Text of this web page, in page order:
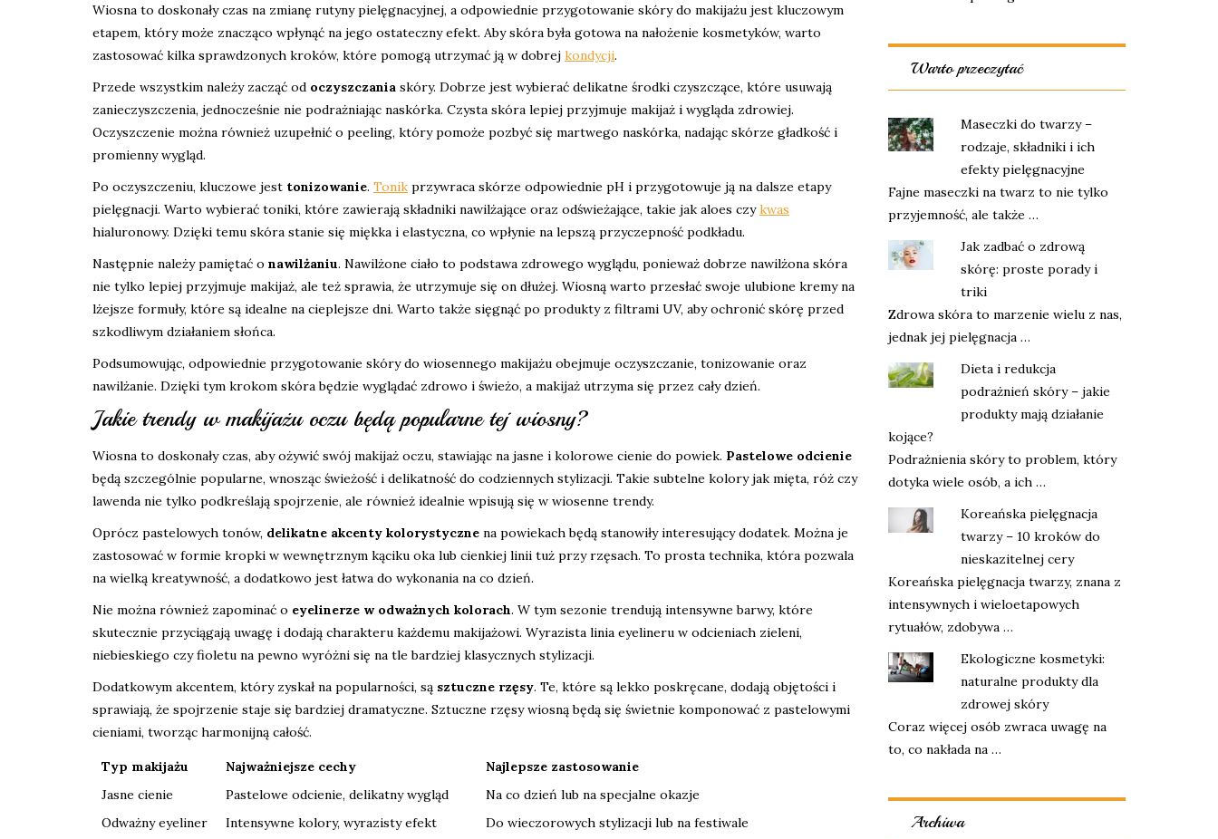
Wiosna to doskonały czas na zmianę rutyny pielęgnacyjnej, a odpowiednie przygotowanie skóry do makijażu jest kluczowym
etapem, który może znacząco wpłynąć na jego ostateczny efekt. Aby skóra była gotowa na nałożenie kosmetyków, warto
zastosować kilka sprawdzonych kroków, które pomogą utrzymać ją w dobrej kondycji.
Przede wszystkim należy zacząć od oczyszczania skóry. Dobrze jest wybierać delikatne środki czyszczące, które usuwają
zanieczyszczenia, jednocześnie nie podrażniając naskórka. Czysta skóra lepiej przyjmuje makijaż i wygląda zdrowiej.
Oczyszczenie można również uzupełnić o peeling, który pomoże pozbyć się martwego naskórka, nadając skórze gładkość i
promienny wygląd.
Po oczyszczeniu, kluczowe jest tonizowanie. Tonik przywraca skórze odpowiednie pH i przygotowuje ją na dalsze etapy
pielęgnacji. Warto wybierać toniki, które zawierają składniki nawilżające oraz odświeżające, takie jak aloes czykwas
hialuronowy. Dzięki temu skóra stanie się miękka i elastyczna, co wpłynie na lepszą przyczepność podkładu.
Następnie należy pamiętać o nawilżaniu. Nawilżone ciało to podstawa zdrowego wyglądu, ponieważ dobrze nawilżona skóra
nie tylko lepiej przyjmuje makijaż, ale też sprawia, że utrzymuje się on dłużej. Wiosną warto przesłać swoje ulubione kremy na
lżejsze formuły, które są idealne na cieplejsze dni. Warto także sięgnąć po produkty z filtrami UV, aby ochronić skórę przed
szkodliwym działaniem słońca.
Podsumowując, odpowiednie przygotowanie skóry do wiosennego makijażu obejmuje oczyszczanie, tonizowanie oraz
nawilżanie. Dzięki tym krokom skóra będzie wyglądać zdrowo i świeżo, a makijaż utrzyma się przez cały dzień.
Jakie trendy w makijażu oczu będą popularne tej wiosny?
Wiosna to doskonały czas, aby ożywić swój makijaż oczu, stawiając na jasne i kolorowe cienie do powiek. Pastelowe odcienie
będą szczególnie popularne, wnosząc świeżość i delikatność do codziennych stylizacji. Takie subtelne kolory jak mięta, róż czy
lawenda nie tylko podkreślają spojrzenie, ale również idealnie wpisują się w wiosenne trendy.
Oprócz pastelowych tonów, delikatne akcenty kolorystyczne na powiekach będą stanowiły interesujący dodatek. Można je
zastosować w formie kropki w wewnętrznym kąciku oka lub cienkiej linii tuż przy rzęsach. To prosta technika, która pozwala
na wielką kreatywność, a dodatkowo jest łatwa do wykonania na co dzień.
Nie można również zapominać o eyelinerze w odważnych kolorach. W tym sezonie trendują intensywne barwy, które
skutecznie przyciągają uwagę i dodają charakteru każdemu makijażowi. Wyrazista linia eyelineru w odcieniach zieleni,
niebieskiego czy fioletu na pewno wyróżni się na tle bardziej klasycznych stylizacji.
Dodatkowym akcentem, który zyskał na popularności, są sztuczne rzęsy. Te, które są lekko poskręcane, dodają objętości i
sprawiają, że spojrzenie staje się bardziej dramatyczne. Sztuczne rzęsy wiosną będą się świetnie komponować z pastelowymi
cieniami, tworząc harmonijną całość.
Typ makijażu Najważniejsze cechy
Najlepsze zastosowanie
Jasne cienie
Pastelowe odcienie, delikatny wygląd
Na co dzień lub na specjalne okazje
Odważny eyeliner
Intensywne kolory, wyrazisty efekt
Do wieczorowych stylizacji lub na festiwale
Warto przeczytać
Maseczki do twarzy –
rodzaje, składniki i ich
efekty pielęgnacyjne
Fajne maseczki na twarz to nie tylko
przyjemność, ale także …
Jak zadbać o zdrową
skórę: proste porady i
triki
Zdrowa skóra to marzenie wielu z nas,
jednak jej pielęgnacja …
Dieta i redukcja
podrażnień skóry – jakie
produkty mają działanie
kojące?
Podrażnienia skóry to problem, który
dotyka wiele osób, a ich …
Koreańska pielęgnacja
twarzy – 10 kroków do
nieskazitelnej cery
Koreańska pielęgnacja twarzy, znana z
intensywnych i wieloetapowych
rytuałów, zdobywa …
Ekologiczne kosmetyki:
naturalne produkty dla
zdrowej skóry
Coraz więcej osób zwraca uwagę na
to, co nakłada na …
Archiwa